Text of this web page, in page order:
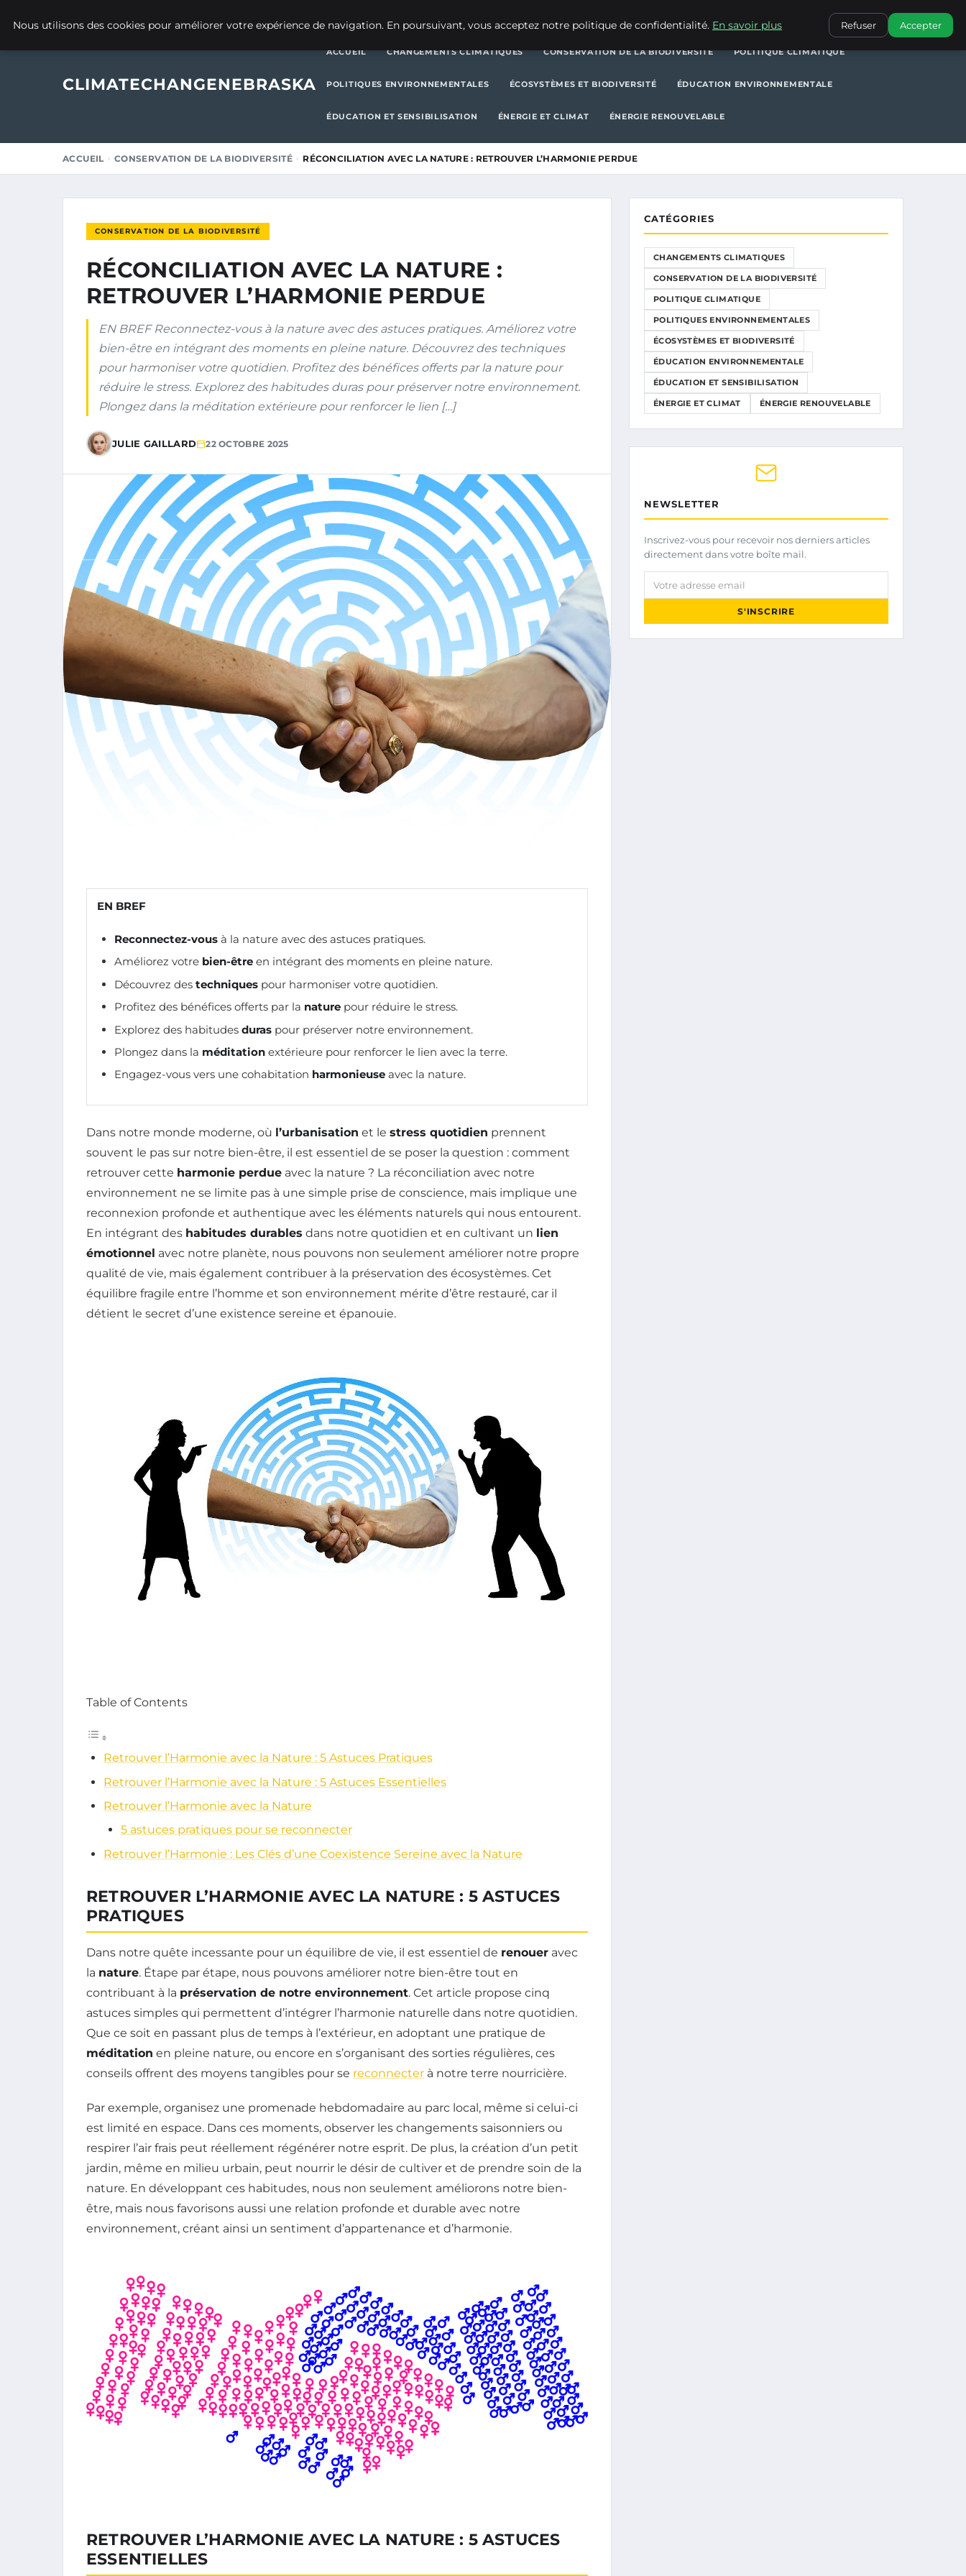
POLITIQUES ENVIRONNEMENTALES
CLIMATECHANGENEBRASKA
ACCUEIL CHANGEMENTS CLIMATIQUES CONSERVATION DE LA BIODIVERSITÉ POLITIQUE CLIMATIQUE
POLITIQUES ENVIRONNEMENTALES ÉCOSYSTÈMES ET BIODIVERSITÉ ÉDUCATION ENVIRONNEMENTALE
ÉDUCATION ET SENSIBILISATION ÉNERGIE ET CLIMAT ÉNERGIE RENOUVELABLE
ACCUEIL CONSERVATION DE LA BIODIVERSITÉ RÉCONCILIATION AVEC LA NATURE : RETROUVER L’HARMONIE PERDUE
CONSERVATION DE LA BIODIVERSITÉ
RÉCONCILIATION AVEC LA NATURE :
RETROUVER L’HARMONIE PERDUE
EN BREF Reconnectez-vous à la nature avec des astuces pratiques. Améliorez votre
bien-être en intégrant des moments en pleine nature. Découvrez des techniques
pour harmoniser votre quotidien. Profitez des bénéfices offerts par la nature pour
réduire le stress. Explorez des habitudes duras pour préserver notre environnement.
Plongez dans la méditation extérieure pour renforcer le lien […]
JULIE GAILLARD 22 OCTOBRE 2025
EN BREF
Reconnectez-vous à la nature avec des astuces pratiques.
Améliorez votre bien-être en intégrant des moments en pleine nature.
Découvrez des techniques pour harmoniser votre quotidien.
Profitez des bénéfices offerts par la nature pour réduire le stress.
Explorez des habitudes duras pour préserver notre environnement.
Plongez dans la méditation extérieure pour renforcer le lien avec la terre.
Engagez-vous vers une cohabitation harmonieuse avec la nature.
Dans notre monde moderne, où l’urbanisation et le stress quotidien prennent
souvent le pas sur notre bien-être, il est essentiel de se poser la question : comment
retrouver cette harmonie perdue avec la nature ? La réconciliation avec notre
environnement ne se limite pas à une simple prise de conscience, mais implique une
reconnexion profonde et authentique avec les éléments naturels qui nous entourent.
En intégrant des habitudes durables dans notre quotidien et en cultivant un lien
émotionnel avec notre planète, nous pouvons non seulement améliorer notre propre
qualité de vie, mais également contribuer à la préservation des écosystèmes. Cet
équilibre fragile entre l’homme et son environnement mérite d’être restauré, car il
détient le secret d’une existence sereine et épanouie.
Table of Contents
Retrouver l’Harmonie avec la Nature : 5 Astuces Pratiques
Retrouver l’Harmonie avec la Nature : 5 Astuces Essentielles
Retrouver l’Harmonie avec la Nature
5 astuces pratiques pour se reconnecter
Retrouver l’Harmonie : Les Clés d’une Coexistence Sereine avec la Nature
RETROUVER L’HARMONIE AVEC LA NATURE : 5 ASTUCES
PRATIQUES
Dans notre quête incessante pour un équilibre de vie, il est essentiel de renouer avec
la nature. Étape par étape, nous pouvons améliorer notre bien-être tout en
contribuant à la préservation de notre environnement. Cet article propose cinq
astuces simples qui permettent d’intégrer l’harmonie naturelle dans notre quotidien.
Que ce soit en passant plus de temps à l’extérieur, en adoptant une pratique de
méditation en pleine nature, ou encore en s’organisant des sorties régulières, ces
conseils offrent des moyens tangibles pour se reconnecter à notre terre nourricière.
Par exemple, organisez une promenade hebdomadaire au parc local, même si celui-ci
est limité en espace. Dans ces moments, observer les changements saisonniers ou
respirer l’air frais peut réellement régénérer notre esprit. De plus, la création d’un petit
jardin, même en milieu urbain, peut nourrir le désir de cultiver et de prendre soin de la
nature. En développant ces habitudes, nous non seulement améliorons notre bien-
être, mais nous favorisons aussi une relation profonde et durable avec notre
environnement, créant ainsi un sentiment d’appartenance et d’harmonie.
RETROUVER L’HARMONIE AVEC LA NATURE : 5 ASTUCES
ESSENTIELLES
CATÉGORIES
CHANGEMENTS CLIMATIQUES
CONSERVATION DE LA BIODIVERSITÉ
POLITIQUE CLIMATIQUE
POLITIQUES ENVIRONNEMENTALES
ÉCOSYSTÈMES ET BIODIVERSITÉ
ÉDUCATION ENVIRONNEMENTALE
ÉDUCATION ET SENSIBILISATION
ÉNERGIE ET CLIMAT ÉNERGIE RENOUVELABLE
NEWSLETTER
Inscrivez-vous pour recevoir nos derniers articles
directement dans votre boîte mail.
Votre adresse email
S'INSCRIRE
Nous utilisons des cookies pour améliorer votre expérience de navigation. En poursuivant, vous acceptez notre politique de confidentialité. En savoir plus Refuser Accepter